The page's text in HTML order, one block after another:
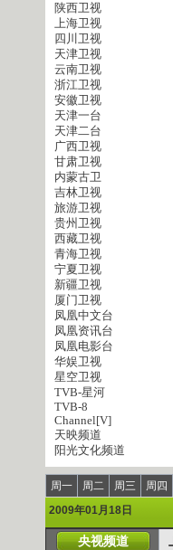
陕西卫视
上海卫视
四川卫视
天津卫视
云南卫视
浙江卫视
安徽卫视
天津一台
天津二台
广西卫视
甘肃卫视
内蒙古卫
吉林卫视
旅游卫视
贵州卫视
西藏卫视
青海卫视
宁夏卫视
新疆卫视
厦门卫视
凤凰中文台
凤凰资讯台
凤凰电影台
华娱卫视
星空卫视
TVB-星河
TVB-8
Channel[V]
天映频道
阳光文化频道
周一 周二 周三 周四
2009年01月18日
央视频道